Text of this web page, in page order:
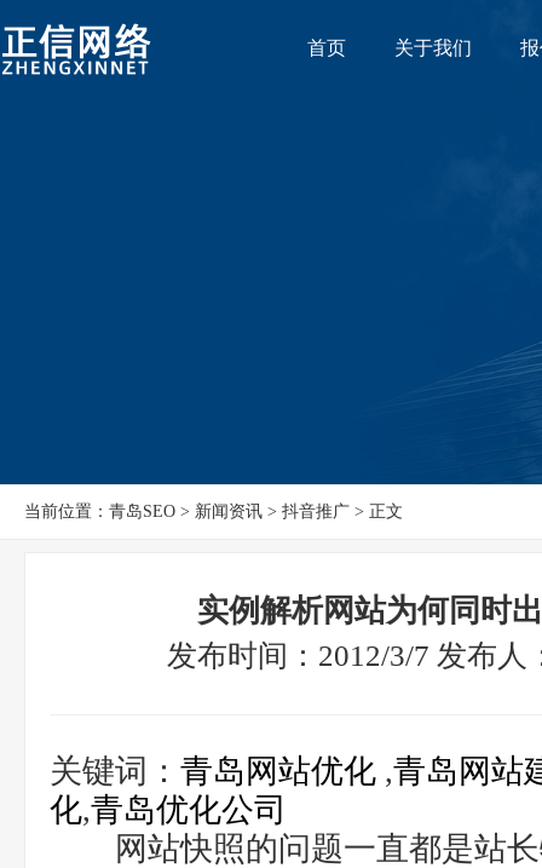
首页 关于我们
当前位置：青岛SEO > 新闻资讯 > 抖音推广 > 正文
实例解析网站为何同时
发布时间：2012/3/7 发布人
关键词： 青岛网站优化 ,青岛网站
化,青岛优化公司
网站快照的问题一直都是站长